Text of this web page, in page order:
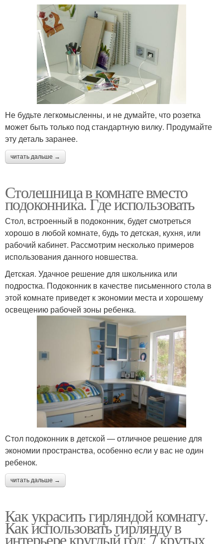
Не будьте легкомысленны, и не думайте, что розетка
может быть только под стандартную вилку. Продумайте
эту деталь заранее.
читать дальше →
Столешница в комнате вместо
подоконника. Где использовать
Стол, встроенный в подоконник, будет смотреться
хорошо в любой комнате, будь то детская, кухня, или
рабочий кабинет. Рассмотрим несколько примеров
использования данного новшества.
Детская. Удачное решение для школьника или
подростка. Подоконник в качестве письменного стола в
этой комнате приведет к экономии места и хорошему
освещению рабочей зоны ребенка.
Стол подоконник в детской — отличное решение для
экономии пространства, особенно если у вас не один
ребенок.
читать дальше →
Как украсить гирляндой комнату.
Как использовать гирлянду в
интерьере круглый год: 7 крутых